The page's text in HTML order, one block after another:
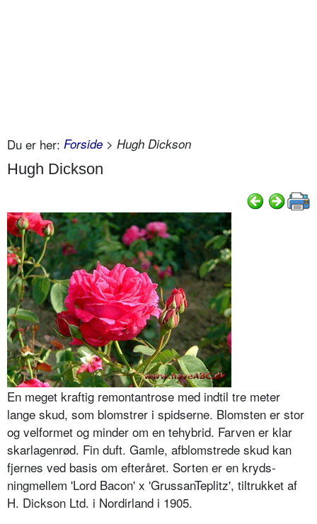
Du er her: Forside > Hugh Dickson
Hugh Dickson
En meget kraftig remontantrose med indtil tre meter
lange skud, som blomstrer i spidserne. Blomsten er stor
og velformet og minder om en tehybrid. Farven er klar
skarlagenrød. Fin duft. Gamle, afblomstrede skud kan
fjernes ved basis om efteråret. Sorten er en kryds­
ningmellem 'Lord Bacon' x 'GrussanTeplitz', tiltrukket af
H. Dickson Ltd. i Nordirland i 1905.